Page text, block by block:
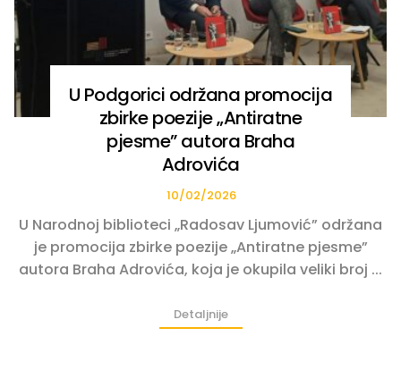
U Podgorici održana promocija
zbirke poezije „Antiratne
pjesme” autora Braha
Adrovića
10/02/2026
U Narodnoj biblioteci „Radosav Ljumović” održana
je promocija zbirke poezije „Antiratne pjesme”
autora Braha Adrovića, koja je okupila veliki broj ...
Detaljnije